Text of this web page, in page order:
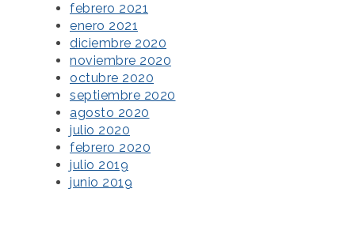
febrero 2021
enero 2021
diciembre 2020
noviembre 2020
octubre 2020
septiembre 2020
agosto 2020
julio 2020
febrero 2020
julio 2019
junio 2019